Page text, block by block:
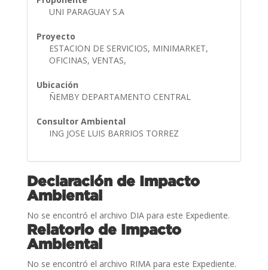
UNI PARAGUAY S.A
Proyecto
ESTACION DE SERVICIOS, MINIMARKET,
OFICINAS, VENTAS,
Ubicación
ÑEMBY DEPARTAMENTO CENTRAL
Consultor Ambiental
ING JOSE LUIS BARRIOS TORREZ
Declaración de Impacto
Ambiental
No se encontró el archivo DIA para este Expediente.
Relatorio de Impacto
Ambiental
No se encontró el archivo RIMA para este Expediente.